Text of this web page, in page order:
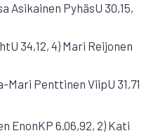
Asikainen PyhäsU 30,15,
34,12, 4) Mari Reijonen
Mari Penttinen ViipU 31,71
EnonKP 6.06,92, 2) Kati